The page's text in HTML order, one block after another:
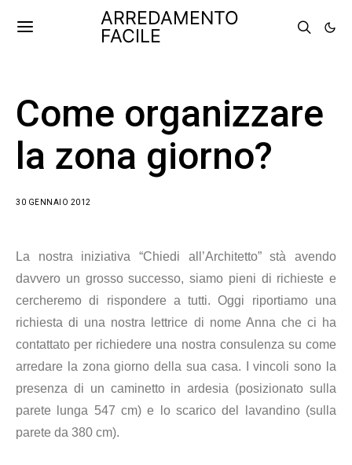
ARREDAMENTO
FACILE
Come organizzare
la zona giorno?
30 GENNAIO 2012
La nostra iniziativa “Chiedi all’Architetto” stà avendo
davvero un grosso successo, siamo pieni di richieste e
cercheremo di rispondere a tutti. Oggi riportiamo una
richiesta di una nostra lettrice di nome Anna che ci ha
contattato per richiedere una nostra consulenza su come
arredare la zona giorno della sua casa. I vincoli sono la
presenza di un caminetto in ardesia (posizionato sulla
parete lunga 547 cm) e lo scarico del lavandino (sulla
parete da 380 cm).